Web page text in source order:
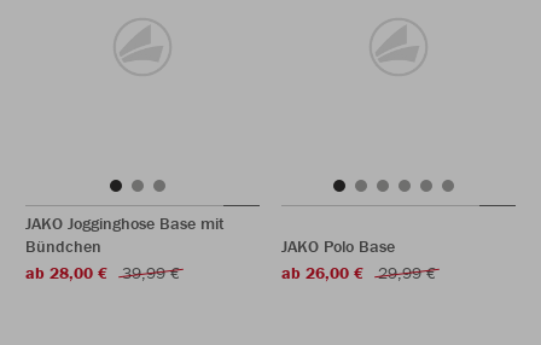
JAKO Jogginghose Base mit
Bündchen
ab 28,00 €
39,99 €
JAKO Polo Base
ab 26,00 €
29,99 €